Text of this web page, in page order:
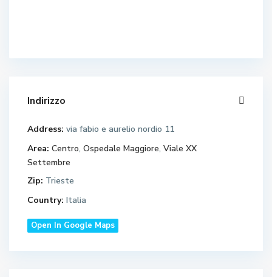
Indirizzo
Address: via fabio e aurelio nordio 11
Area: Centro, Ospedale Maggiore, Viale XX
Settembre
Zip: Trieste
Country: Italia
Open In Google Maps